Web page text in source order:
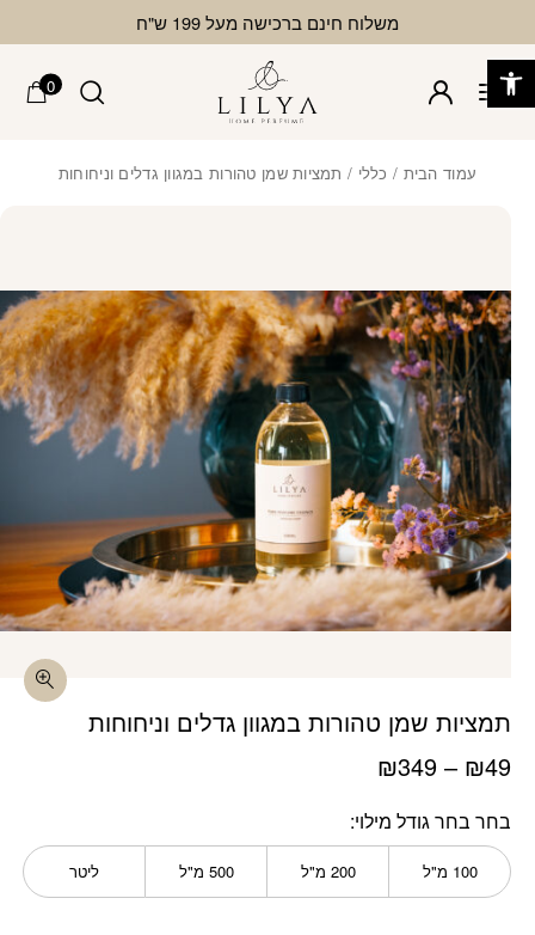
משלוח חינם ברכישה מעל 199 ש"ח
0
עמוד הבית / כללי / תמציות שמן טהורות במגוון גדלים וניחוחות
תמציות שמן טהורות במגוון גדלים וניחוחות
₪49
–
₪349
בחר בחר גודל מילוי
100 מ"ל 200 מ"ל 500 מ"ל ליטר
פתח סרגל נגישות